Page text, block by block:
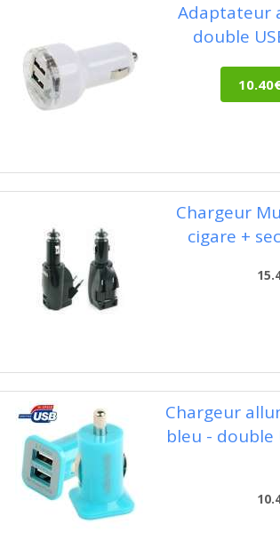
Adaptateur
double
Chargeur
cigare +
Chargeur
bleu - double